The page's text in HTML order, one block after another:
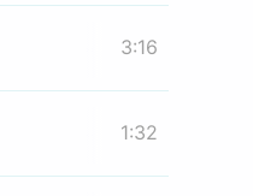
3:16
1:32